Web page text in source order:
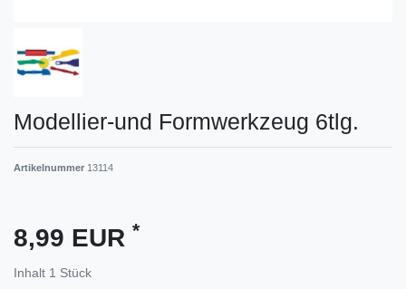
Modellier-und Formwerkzeug 6tlg.
Artikelnummer 13114
8,99 EUR *
Inhalt 1 Stück